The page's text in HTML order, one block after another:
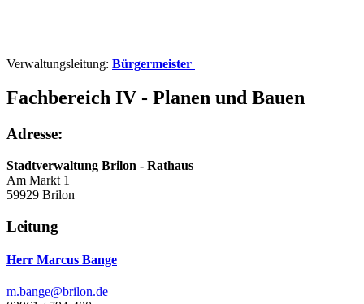
Verwaltungsleitung: Bürgermeister
Fachbereich IV - Planen und Bauen
Adresse:
Stadtverwaltung Brilon - Rathaus
Am Markt 1
59929 Brilon
Leitung
Herr Marcus Bange
m.bange@­brilon.de